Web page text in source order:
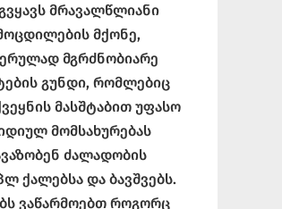
მრავალწლიანი
მქონე,
მგრძნობიარე
გუნდი, რომლებიც
მასშტაბით უფასო
მომსახურებას
ძალადობის
ქალებსა და ბავშვებს.
ვაწარმოებთ როგორც